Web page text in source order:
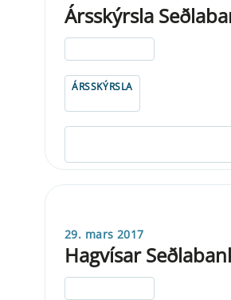
Ársskýrsla
ÁRSSKÝRSLA
29. mars 2017
Hagvísar